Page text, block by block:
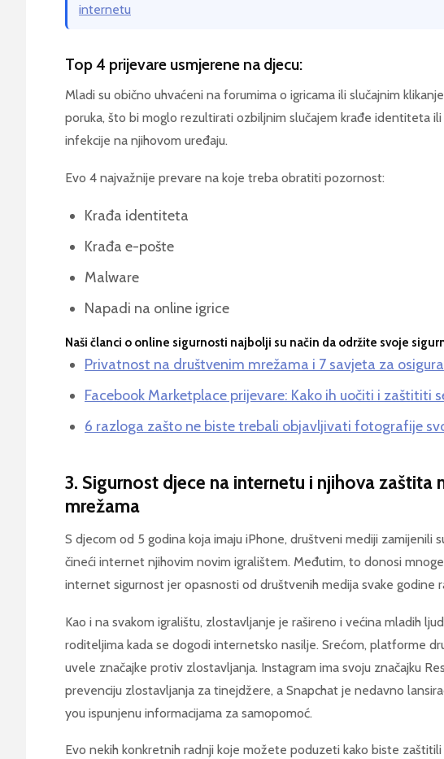
internetu
Top 4 prijevare usmjerene na djecu:
Mladi su obično uhvaćeni na forumima o igricama ili slučajnim
poruka, što bi moglo rezultirati ozbiljnim slučajem krađe identiteta
infekcije na njihovom uređaju.
Evo 4 najvažnije prevare na koje treba obratiti pozornost:
Krađa identiteta
Krađa e-pošte
Malware
Napadi na online igrice
Naši članci o online sigurnosti najbolji su način da održite svoje
Privatnost na društvenim mrežama i 7 savjeta za
Facebook Marketplace prijevare: Kako ih uočiti i zaštititi
6 razloga zašto ne biste trebali objavljivati ​​fotografije
3. Sigurnost djece na internetu i njihova zaštita
mrežama
S djecom od 5 godina koja imaju iPhone, društveni mediji zamijenili
čineći internet njihovim novim igralištem. Međutim, to donosi
internet sigurnost jer opasnosti od društvenih medija svake godine
Kao i na svakom igralištu, zlostavljanje je rašireno i većina mladih
roditeljima kada se dogodi internetsko nasilje. Srećom, platforme
uvele značajke protiv zlostavljanja. Instagram ima svoju značajku
prevenciju zlostavljanja za tinejdžere, a Snapchat je nedavno
you ispunjenu informacijama za samopomoć.
Evo nekih konkretnih radnji koje možete poduzeti kako biste